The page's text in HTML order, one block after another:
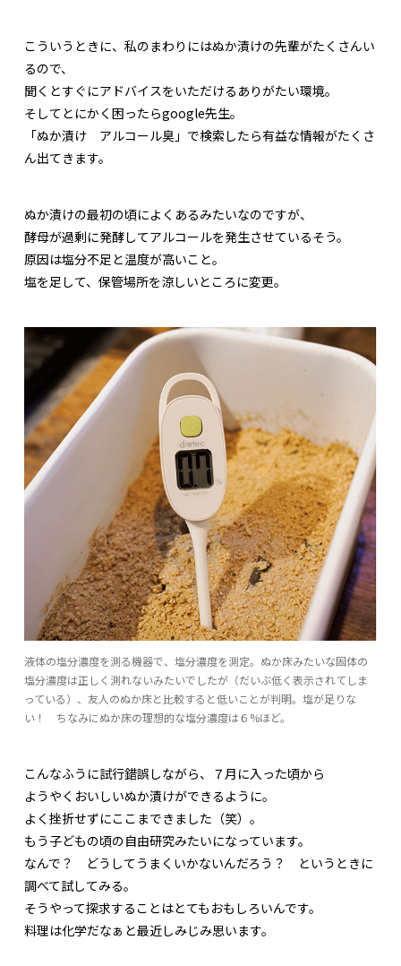
こういうときに、私のまわりにはぬか漬けの先輩がたくさんい
るので、
聞くとすぐにアドバイスをいただけるありがたい環境。
そしてとにかく困ったらgoogle先生。
「ぬか漬け アルコール臭」で検索したら有益な情報がたくさ
ん出てきます。
ぬか漬けの最初の頃によくあるみたいなのですが、
酵母が過剰に発酵してアルコールを発生させているそう。
原因は塩分不足と温度が高いこと。
塩を足して、保管場所を涼しいところに変更。
液体の塩分濃度を測る機器で、塩分濃度を測定。ぬか床みたいな固体の
塩分濃度は正しく測れないみたいでしたが（だいぶ低く表示されてしま
っている）、友人のぬか床と比較すると低いことが判明。塩が足りな
い！ ちなみにぬか床の理想的な塩分濃度は６%ほど。
こんなふうに試行錯誤しながら、７月に入った頃から
ようやくおいしいぬか漬けができるように。
よく挫折せずにここまできました（笑）。
もう子どもの頃の自由研究みたいになっています。
なんで？ どうしてうまくいかないんだろう？ というときに
調べて試してみる。
そうやって探求することはとてもおもしろいんです。
料理は化学だなぁと最近しみじみ思います。